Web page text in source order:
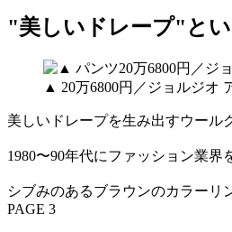
"美しいドレープ"と
▲ 20万6800円／ジョルジオ
美しいドレープを生み出すウール
1980〜90年代にファッション業
シブみのあるブラウンのカラーリ
PAGE 3